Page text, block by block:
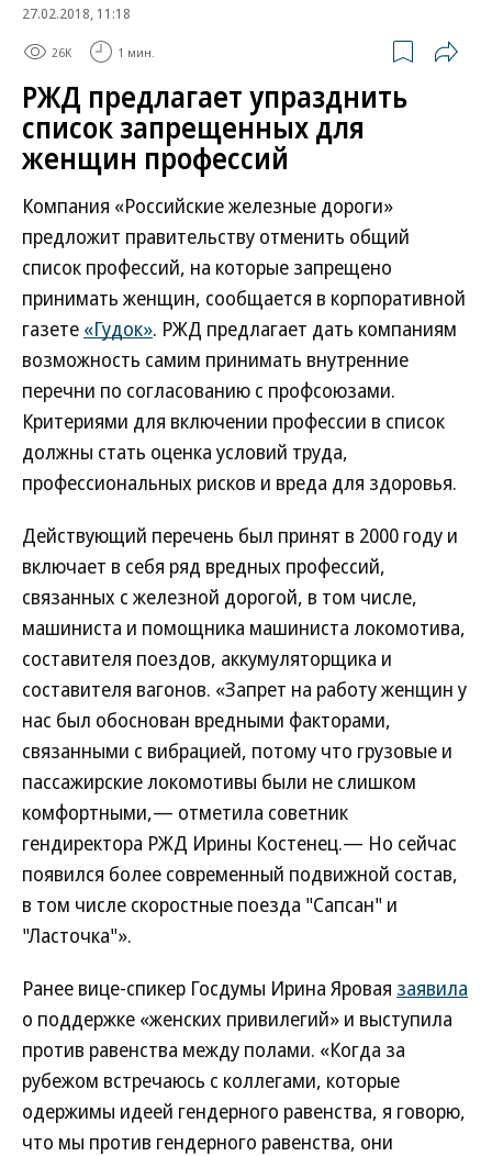
27.02.2018, 11:18
26K 1 мин.
РЖД предлагает упразднить
список запрещенных для
женщин профессий
Компания «Российские железные дороги»
предложит правительству отменить общий
список профессий, на которые запрещено
принимать женщин, сообщается в корпоративной
газете «Гудок». РЖД предлагает дать компаниям
возможность самим принимать внутренние
перечни по согласованию с профсоюзами.
Критериями для включении профессии в список
должны стать оценка условий труда,
профессиональных рисков и вреда для здоровья.
Действующий перечень был принят в 2000 году и
включает в себя ряд вредных профессий,
связанных с железной дорогой, в том числе,
машиниста и помощника машиниста локомотива,
составителя поездов, аккумуляторщика и
составителя вагонов. «Запрет на работу женщин у
нас был обоснован вредными факторами,
связанными с вибрацией, потому что грузовые и
пассажирские локомотивы были не слишком
комфортными,— отметила советник
гендиректора РЖД Ирины Костенец.— Но сейчас
появился более современный подвижной состав,
в том числе скоростные поезда "Сапсан" и
"Ласточка"».
Ранее вице-спикер Госдумы Ирина Яровая заявила
о поддержке «женских привилегий» и выступила
против равенства между полами. «Когда за
рубежом встречаюсь с коллегами, которые
одержимы идеей гендерного равенства, я говорю,
что мы против гендерного равенства, они